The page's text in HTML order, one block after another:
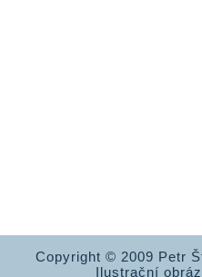
Copyright © 2009 Petr
Ilustrační